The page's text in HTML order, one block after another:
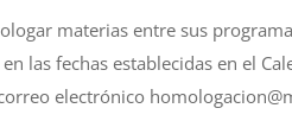
materias entre sus
las fechas establecidas en el
electrónico